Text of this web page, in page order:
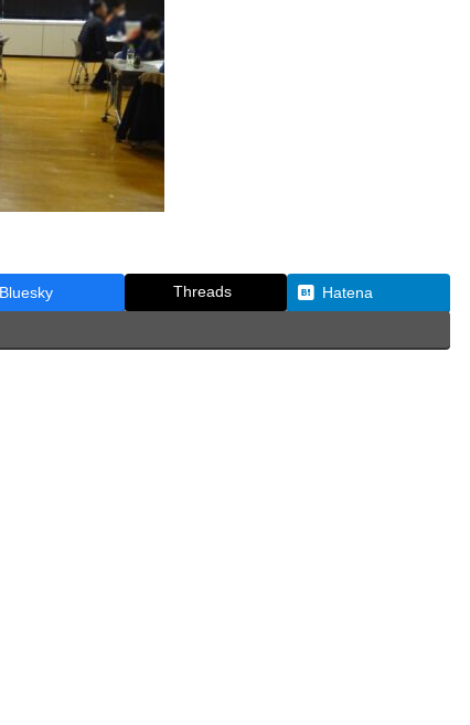
Threads Hatena